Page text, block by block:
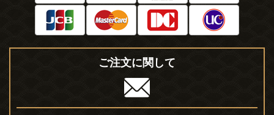
ご注文に関して